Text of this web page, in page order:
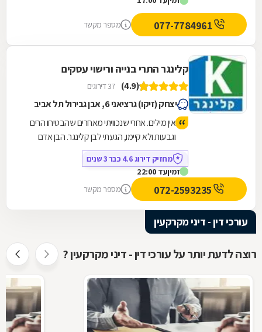
בהובלת עו"ד...
מספר מקשר
קלינגר התרי בנייה ורישוי עסקים
(4.9) 37 דירוגים
יצחק (זיקו) גרציאני 6, אבן גבירול תל אביב
אין מילים. אחרי שנכוויתי מאחרים שהבטיחו הרים
וגבעות ולא קיימו, הגעתי לבן קלינגר. הבן אדם
פשוט מומחה. ניגש ישר לעניין, הסביר לי הכל
בגובה העיניים ופשוט תקתק את העבודה מול
מרגישים את הניסיון שלו בכל צעד. רק משרד
קלינגר!!!
מחזיק דירוג 4.6 כבר 3 שנים
זמיןעד 22:00
מספר מקשר
עורכי דין - דיני מקרקעין
רוצה לדעת יותר על עורכי דין - דיני מקרקעין ?